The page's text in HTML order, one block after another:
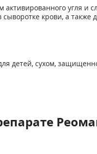
угля и
крови, а также
детей, сухом,